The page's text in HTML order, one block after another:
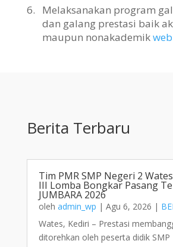
6.
Melaksanakan program
dan galang prestasi baik
maupun nonakademik
Berita Terbaru
Tim PMR SMP Negeri 2
III Lomba Bongkar Pasang
JUMBARA 2026
oleh admin_wp | Agu 6, 2026 |
Wates, Kediri – Prestasi
ditorehkan oleh peserta didik SMP